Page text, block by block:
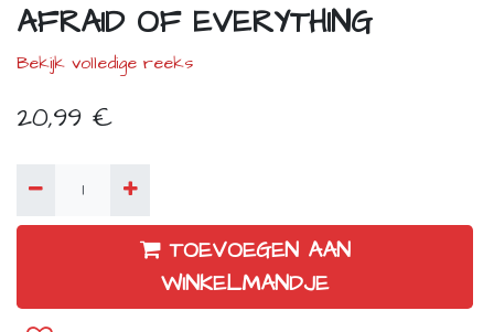
AFRAID OF EVERYTHING
Bekijk volledige reeks
20,99 €
TOEVOEGEN AAN
WINKELMANDJE